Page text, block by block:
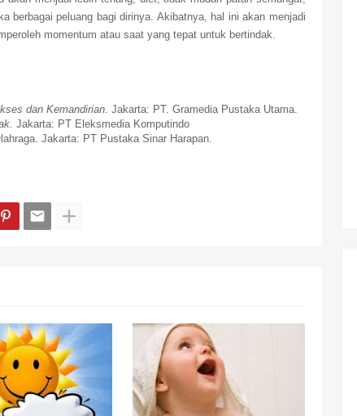
berbagai peluang bagi dirinya. Akibatnya, hal ini akan menjadi
momentum atau saat yang tepat untuk bertindak.
dan Kemandirian. Jakarta: PT. Gramedia Pustaka Utama.
Jakarta: PT Eleksmedia Komputindo
Jakarta: PT Pustaka Sinar Harapan.